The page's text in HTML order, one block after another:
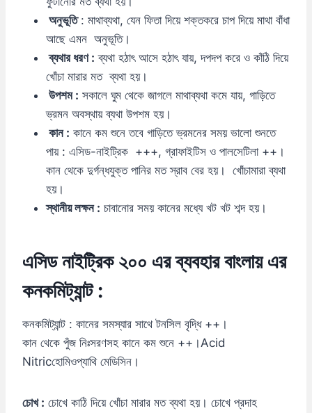
অনুভূতি: মাথাব্যথা, যেন ফিতা দিয়ে শক্তকরে চাপ দিয়ে মাথা বাঁধা
আছে এমন অনুভূতি।
ব্যথারধরণ : ব্যথা হঠাৎ আসে হঠাৎ যায়, দপদপ করে ও কাঁঠি দিয়ে
খোঁচা মারার মত ব্যথা হয়।
উপশম : সকালে ঘুম থেকে জাগলে মাথাব্যথা কমে যায়, গাড়িতে
ভ্রমন অবস্থায় ব্যথা উপশম হয়।
কান : কানে কম শুনে তবে গাড়িতে ভ্রমনের সময় ভালো শুনতে
পায় : এসিড-নাইট্রিক +++, গ্রাফাইটিস ও পালসেটিলা ++।
কান থেকে দুর্গন্ধযুক্ত পানির মত স্রাব বের হয়। খোঁচামারা ব্যথা
হয়।
স্থানীয় লক্ষন : চাবানোর সময় কানের মধ্যে খট খট শব্দ হয়।
এসিড নাইট্রিক ২০০ এর ব্যবহার বাংলায় এর
কনকমিট্যান্ট :
কনকমিট্যান্ট : কানের সমস্যার সাথে টনসিল বৃদ্ধি ++।
কান থেকে পুঁজ নিঃসরণসহ কানে কম শুনে ++।Acid
Nitricহোমিওপ্যাথি মেডিসিন।
চোখ : চোখে কাঠি দিয়ে খোঁচা মারার মত ব্যথা হয়। চোখে প্রদাহ